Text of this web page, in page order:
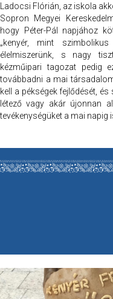
Ladocsi Flórián, az iskola
Sopron Megyei
hogy Péter-Pál napjához
„kenyér, mint
élelmiszerünk, s nagy
kézműipari tagozat pedig
továbbadni a mai
kell a pékségek fejlődését,
létező vagy akár újonnan
tevékenységüket a mai napig